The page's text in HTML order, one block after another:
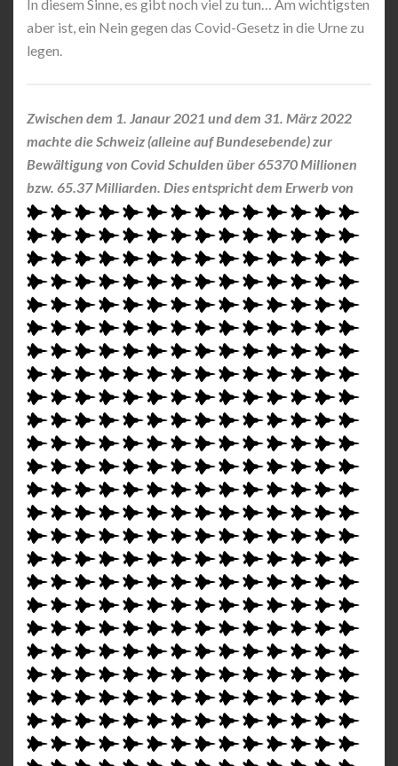
In diesem Sinne, es gibt noch viel zu tun… Am wichtigsten
aber ist, ein Nein gegen das Covid-Gesetz in die Urne zu
legen.
Zwischen dem 1. Janaur 2021 und dem 31. März 2022
machte die Schweiz (alleine auf Bundesebende) zur
Bewältigung von Covid Schulden über 65370 Millionen
bzw. 65.37 Milliarden. Dies entspricht dem Erwerb von